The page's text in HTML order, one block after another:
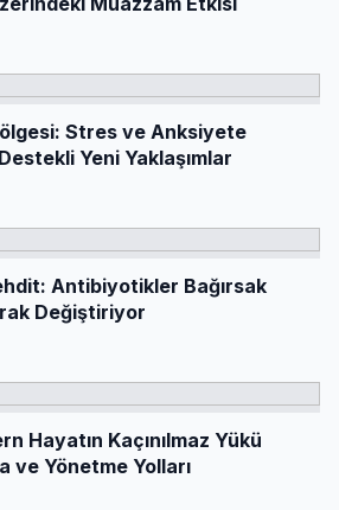
Stres ve Anksiyete
Yeni Yaklaşımlar
Antibiyotikler Bağırsak
Değiştiriyor
Hayatın Kaçınılmaz Yükü
ve Yönetme Yolları